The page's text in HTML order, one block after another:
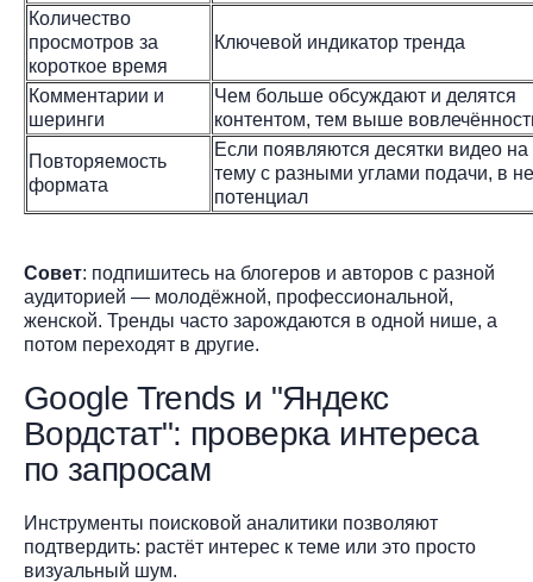
Количество
просмотров за
короткое время
Ключевой индикатор тренда
Комментарии и
шеринги
Чем больше обсуждают и делятся
контентом, тем выше
Повторяемость
формата
Если появляются десятки видео на
тему с разными углами подачи, в
потенциал
Совет: подпишитесь на блогеров и авторов с разной
аудиторией — молодёжной, профессиональной,
женской. Тренды часто зарождаются в одной нише, а
потом переходят в другие.
Google Trends и "Яндекс
Вордстат": проверка интереса
по запросам
Инструменты поисковой аналитики позволяют
подтвердить: растёт интерес к теме или это просто
визуальный шум.